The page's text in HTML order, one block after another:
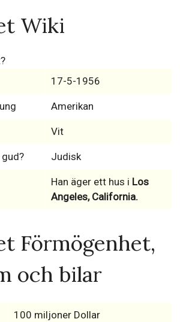
Wiki
17-5-1956
Amerikan
Vit
Judisk
Han äger ett hus i Los
Angeles, California.
Förmögenhet,
och bilar
100 miljoner Dollar